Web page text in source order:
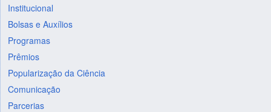
Institucional
Bolsas e Auxílios
Programas
Prêmios
Popularização da Ciência
Comunicação
Parcerias